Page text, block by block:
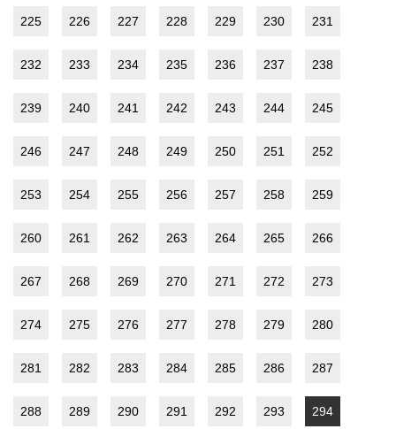
225 226 227 228 229 230 231
232 233 234 235 236 237 238
239 240 241 242 243 244 245
246 247 248 249 250 251 252
253 254 255 256 257 258 259
260 261 262 263 264 265 266
267 268 269 270 271 272 273
274 275 276 277 278 279 280
281 282 283 284 285 286 287
288 289 290 291 292 293 294